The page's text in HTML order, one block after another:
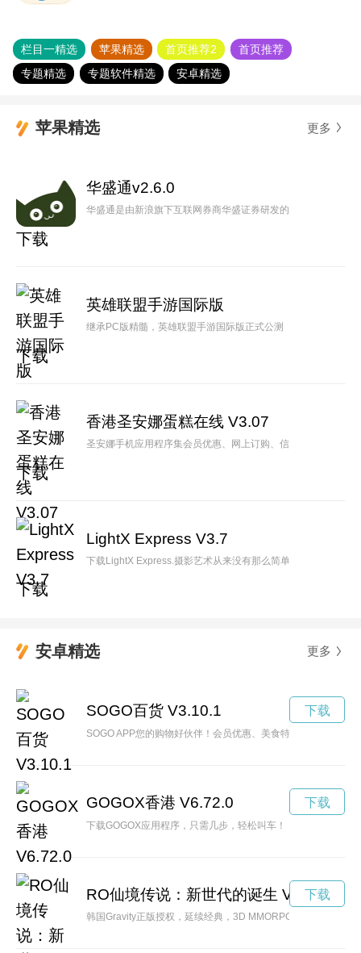
栏目一精选 苹果精选 首页推荐2
首页推荐
专题精选
专题软件精选 安卓精选
苹果精选 更多
华盛通v2.6.0
华盛通是由新浪旗下互联网券商华盛证券研发的香港领先港股
下载
英雄联盟手游国际版
继承PC版精髓，英雄联盟手游国际版正式公测
下载
香港圣安娜蛋糕在线 V3.07
圣安娜手机应用程序集会员优惠、网上订购、信息及优惠于一
下载
LightX Express V3.7
下载LightX Express.摄影艺术从来没有那么简单，迅速和有趣.
下载
安卓精选 更多
SOGO百货 V3.10.1
SOGO APP您的购物好伙伴！会员优惠、美食特搜、在线购物
下载
GOGOX香港 V6.72.0
下载GOGOX应用程序，只需几步，轻松叫车！
下载
RO仙境传说：新世代的诞生 V1.3
韩国Gravity正版授权，延续经典，3D MMORPG手游《RO仙境
下载